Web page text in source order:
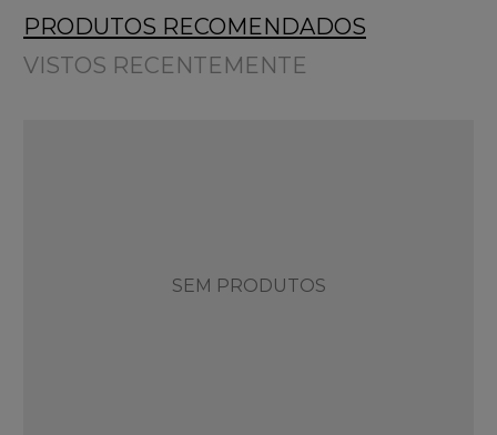
PRODUTOS RECOMENDADOS
VISTOS RECENTEMENTE
SEM PRODUTOS